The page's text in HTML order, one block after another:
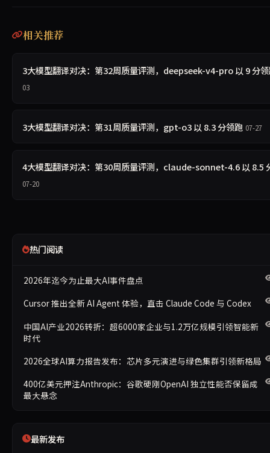
相关推荐
3大模型翻译对决：第32周质量评测，deepseek-v4-pro 以 9 分
03
3大模型翻译对决：第31周质量评测，gpt-o3 以 8.3 分领跑 07-27
4大模型翻译对决：第30周质量评测，claude-sonnet-4.6 以 8.5
07-20
热门阅读
2026年迄今为止最大AI事件盘点
Cursor 推出全新 AI Agent 体验，直击 Claude Code 与 Codex
中国AI产业2026转折：超6000家企业与1.2万亿规模引领智能新
时代
2026全球AI算力报告发布：芯片多元演进与绿色集群引领新格局
400亿美元押注Anthropic：谷歌硬刚OpenAI 独立性能否保留成
最大悬念
最新发布